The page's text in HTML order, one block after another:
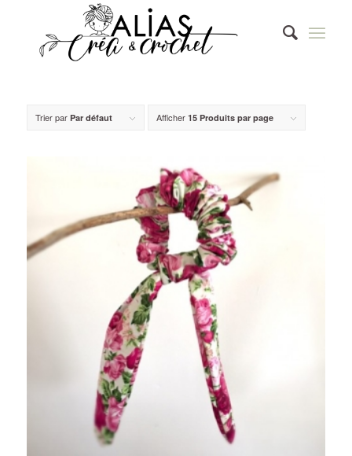
Trier par Par défaut Afficher 15 Produits par page